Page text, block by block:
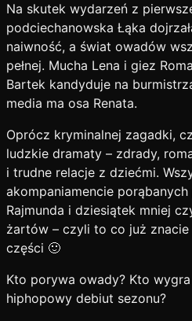
Na skutek wydarzeń z
podciechanowska Łąka
naiwność, a świat owadów
pełnej. Mucha Lena i giez
Bartek kandyduje na
media ma osa Renata.
Oprócz kryminalnej zagadki,
ludzkie dramaty – zdrady,
i trudne relacje z dziećmi.
akompaniamencie
Rajmunda i dziesiątek mniej
żartów – czyli to co już
części 🙂
Kto porywa owady? Kto
hiphopowy debiut sezonu?